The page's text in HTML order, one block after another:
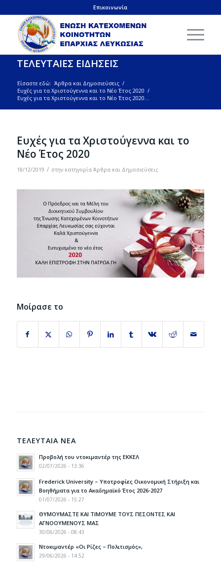
Επικοινωνία
ΤΕΛΕΥΤΑΙΕΣ ΕΙΔΗΣΕΙΣ
Είσαστε εδώ: Άρθρα και Δημοσιεύσεις /
Ευχές για τα Χριστούγεννα και το Νέο Έτος 2020 /
Ευχές για τα Χριστούγεννα και το Νέο Έτος 2020...
Ευχές για τα Χριστούγεννα και το
Νέο Έτος 2020
18/12/2019 / στην κατηγορία Άρθρα και Δημοσιεύσεις
Μοίρασε το
ΤΕΛΕΥΤΑΙΑ ΝΕΑ
Προβολή του ντοκιμαντέρ της ΕΚΚΕΛ
02/07/2026 - 13:36
Frederick University – Υποτροφίες Οικονομική Στήριξη και
Βοηθήματα για το Ακαδημαϊκό Έτος 2026-2027
01/07/2026 - 15:27
ΘΥΜΟΥΜΑΣΤΕ ΚΑΙ ΤΙΜΟΥΜΕ ΤΟΥΣ ΠΕΣΟΝΤΕΣ ΚΑΙ
ΑΓΝΟΟΥΜΕΝΟΥΣ ΜΑΣ
30/06/2026 - 08:43
Ντοκιμαντέρ «Οι Ρίζες – Πολιτισμός»,
29/06/2026 - 14:52